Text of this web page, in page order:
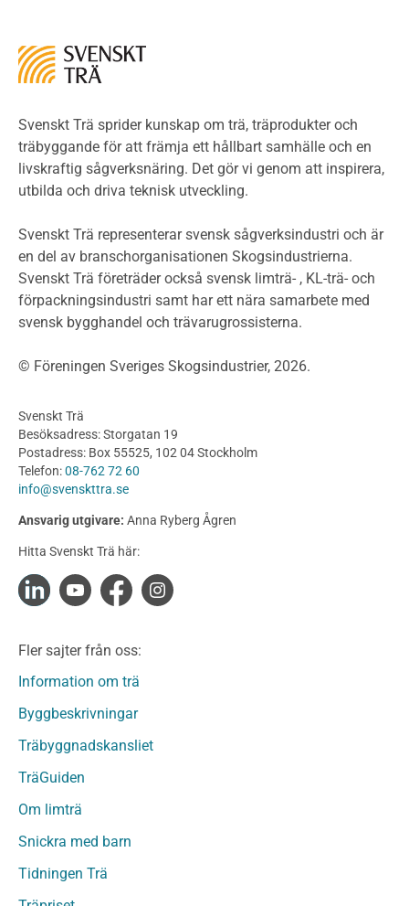
Miljöeffekter
LCA
Miljödeklarationer och märkning
Termer och förkortningar
Planering
Klimatkalkylator hallar
Projektering av trähus - generellt
Byggsystem
Fasadsystem i skivmaterial
Bullerskärmar och andra utomhuskonstruktioner
Byggnation och utförande
Utförande
Produkter
Konstruktionsvirke
Konstruktionsvirke Behandlat
Konstruktionsvirke Fingerskarvat
Konstruktionsvirke Fingerskarvat Obehandlat
Limträ
Fanerträ
Fanerträ Obehandlat
Träpanel och Utvändig beklädnad Behandlat
Träpanel och utvändig beklädnad Obehandlat
Trägolv
Trägolv Obehandlat
Sågat virke
Sågat virke Behandlat
Svenskt Trä sprider kunskap om trä, träprodukter och
träbyggande för att främja ett hållbart samhälle och en
livskraftig sågverksnäring. Det gör vi genom att inspirera,
utbilda och driva teknisk utveckling.
Svenskt Trä representerar svensk sågverksindustri och är
en del av branschorganisationen Skogsindustrierna.
Svenskt Trä företräder också svensk limträ- , KL-trä- och
förpackningsindustri samt har ett nära samarbete med
svensk bygghandel och trävarugrossisterna.
© Föreningen Sveriges Skogsindustrier, 2026.
Svenskt Trä
Besöksadress: Storgatan 19
Postadress: Box 55525, 102 04 Stockholm
Telefon:08-762 72 60
info@svenskttra.se
Ansvarig utgivare: Anna Ryberg Ågren
Hitta Svenskt Trä här:
Fler sajter från oss:
Information om trä
Byggbeskrivningar
Träbyggnadskansliet
TräGuiden
Om limträ
Snickra med barn
Tidningen Trä